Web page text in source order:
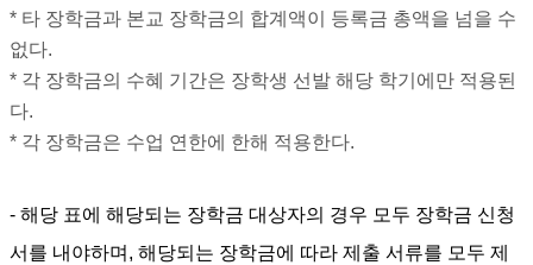
* 타 장학금과 본교 장학금의 합계액이 등록금 총액을 넘을 수
없다.
* 각 장학금의 수혜 기간은 장학생 선발 해당 학기에만 적용된
다.
* 각 장학금은 수업 연한에 한해 적용한다.
- 해당 표에 해당되는 장학금 대상자의 경우 모두 장학금 신청
서를 내야하며, 해당되는 장학금에 따라 제출 서류를 모두 제